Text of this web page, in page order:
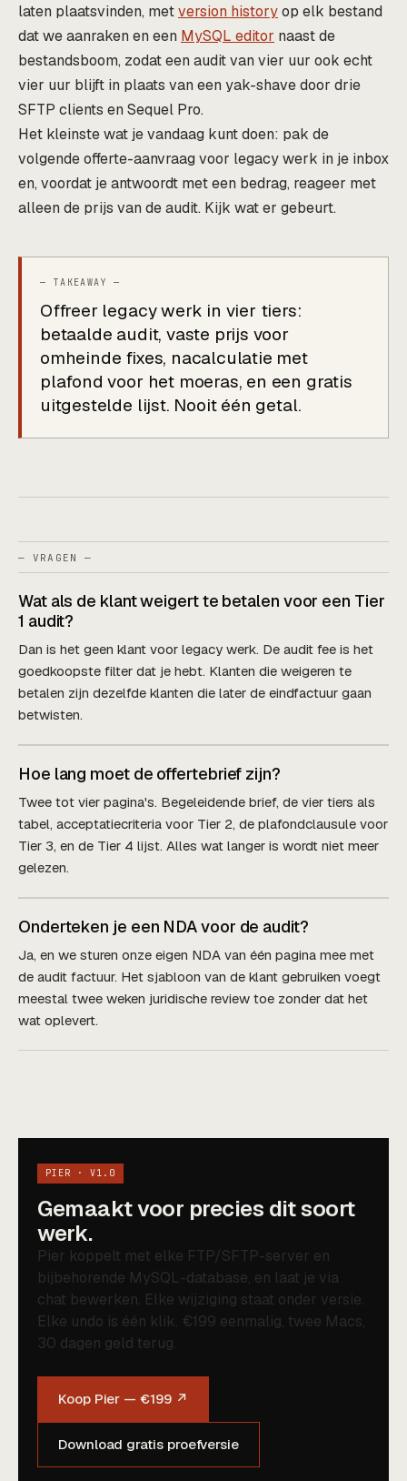
laten plaatsvinden, metversion historyop elk bestand
dat we aanraken en een MySQL editor naast de
bestandsboom, zodat een audit van vier uur ook echt
vier uur blijft in plaats van een yak-shave door drie
SFTP clients en Sequel Pro.
Het kleinste wat je vandaag kunt doen: pak de
volgende offerte-aanvraag voor legacy werk in je inbox
en, voordat je antwoordt met een bedrag, reageer met
alleen de prijs van de audit. Kijk wat er gebeurt.
Offreer legacy werk in vier tiers:
betaalde audit, vaste prijs voor
omheinde fixes, nacalculatie met
plafond voor het moeras, en een gratis
uitgestelde lijst. Nooit één getal.
— VRAGEN —
Wat als de klant weigert te betalen voor een Tier
1 audit?
Dan is het geen klant voor legacy werk. De audit fee is het
goedkoopste filter dat je hebt. Klanten die weigeren te
betalen zijn dezelfde klanten die later de eindfactuur gaan
betwisten.
Hoe lang moet de offertebrief zijn?
Twee tot vier pagina's. Begeleidende brief, de vier tiers als
tabel, acceptatiecriteria voor Tier 2, de plafondclausule voor
Tier 3, en de Tier 4 lijst. Alles wat langer is wordt niet meer
gelezen.
Onderteken je een NDA voor de audit?
Ja, en we sturen onze eigen NDA van één pagina mee met
de audit factuur. Het sjabloon van de klant gebruiken voegt
meestal twee weken juridische review toe zonder dat het
wat oplevert.
PIER · V1.0
Gemaakt voor precies dit soort
werk.
Pier koppelt met elke FTP/SFTP-server en
bijbehorende MySQL-database, en laat je via
chat bewerken. Elke wijziging staat onder versie.
Elke undo is één klik. €199 eenmalig, twee Macs,
30 dagen geld terug.
Koop Pier — €199 ↗
Download gratis proefversie